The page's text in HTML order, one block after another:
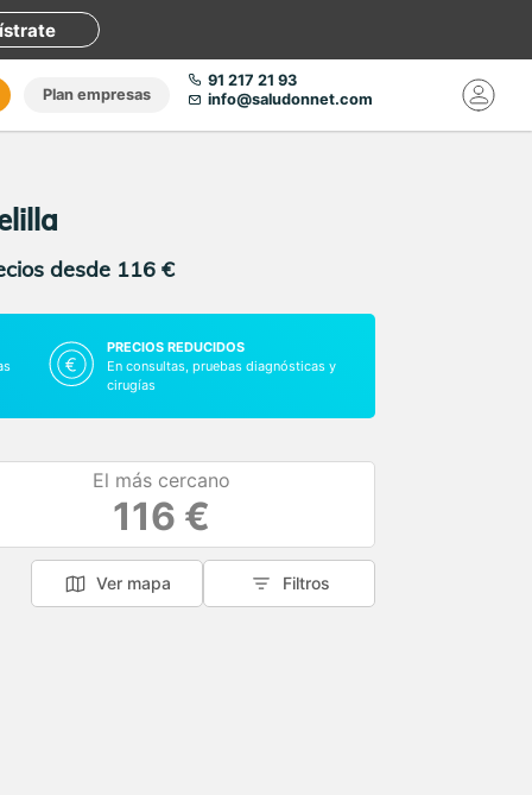
Plan empresas
91 217 21 93
info@saludonnet.com
desde 116 €
PRECIOS REDUCIDOS
En consultas, pruebas diagnósticas y
cirugías
El más cercano
116 €
Ver mapa Filtros